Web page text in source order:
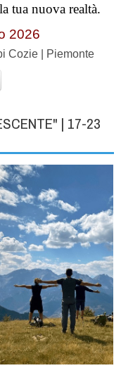
tua nuova realtà.
2026
Cozie | Piemonte